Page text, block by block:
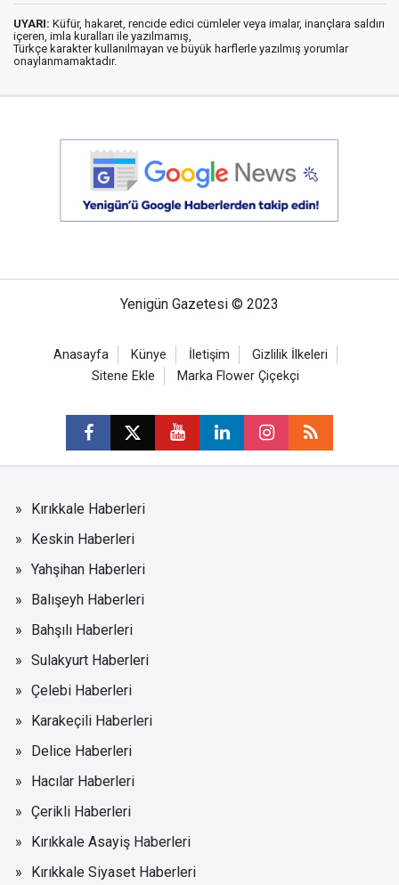
UYARI: Küfür, hakaret, rencide edici cümleler veya imalar, inançlara saldırı
içeren, imla kuralları ile yazılmamış,
Türkçe karakter kullanılmayan ve büyük harflerle yazılmış yorumlar
onaylanmamaktadır.
Yenigün Gazetesi © 2023
Anasayfa Künye İletişim
Gizlilik İlkeleri
Sitene Ekle
Marka Flower Çiçekçi
Kırıkkale Haberleri
Keskin Haberleri
Yahşihan Haberleri
Balışeyh Haberleri
Bahşılı Haberleri
Sulakyurt Haberleri
Çelebi Haberleri
Karakeçili Haberleri
Delice Haberleri
Hacılar Haberleri
Çerikli Haberleri
Kırıkkale Asayiş Haberleri
Kırıkkale Siyaset Haberleri